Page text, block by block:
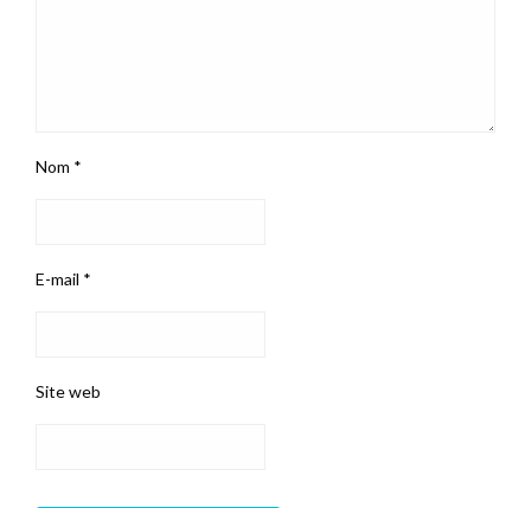
Nom *
E-mail *
Site web